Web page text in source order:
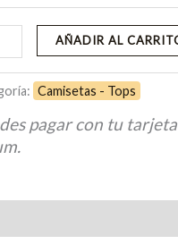
AÑADIR AL
Camisetas - Tops
pagar con tu